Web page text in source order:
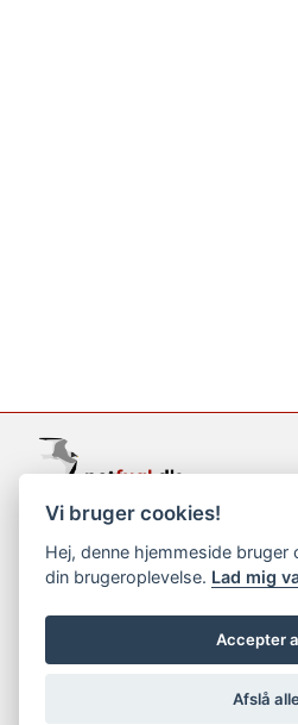
support@netfugl.dk
copyright © 2002-2023
Vi bruger cookies!
Hej, denne hjemmeside
din brugeroplevelse. Lad mig
Accepter
Afslå